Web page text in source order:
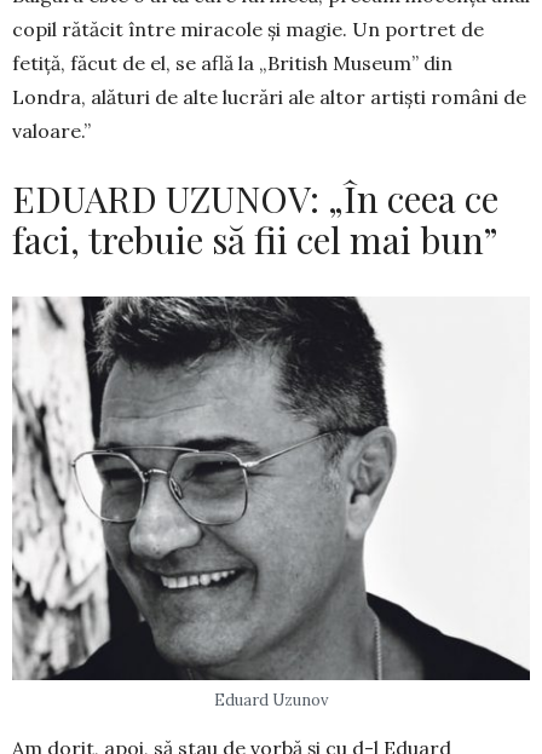
copil rătăcit între miracole şi magie. Un portret de
fetiţă, făcut de el, se află la „British Mu­seum” din
Londra, alături de alte lucrări ale altor artişti români de
valoare.”
EDUARD UZUNOV: „În ceea ce
faci, trebuie să fii cel mai bun”
Eduard Uzunov
Am dorit, apoi, să stau de vorbă și cu d-l Eduard